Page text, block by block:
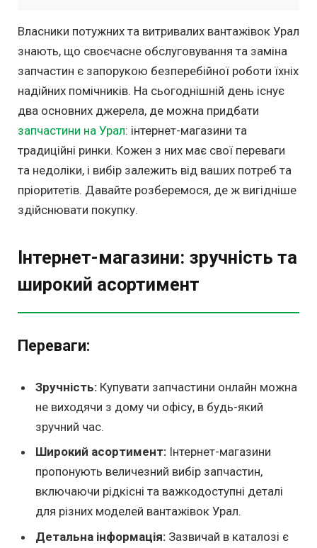
Власники потужних та витривалих вантажівок Урал
знають, що своєчасне обслуговування та заміна
запчастин є запорукою безперебійної роботи їхніх
надійних помічників. На сьогоднішній день існує
два основних джерела, де можна придбати
запчастини на Урал: інтернет-магазини та
традиційні ринки. Кожен з них має свої переваги
та недоліки, і вибір залежить від ваших потреб та
пріоритетів. Давайте розберемося, де ж вигідніше
здійснювати покупку.
Інтернет-магазини: зручність та
широкий асортимент
Переваги:
Зручність: Купувати запчастини онлайн можна
не виходячи з дому чи офісу, в будь-який
зручний час.
Широкий асортимент: Інтернет-магазини
пропонують величезний вибір запчастин,
включаючи рідкісні та важкодоступні деталі
для різних моделей вантажівок Урал.
Детальна інформація: Зазвичай в каталозі є